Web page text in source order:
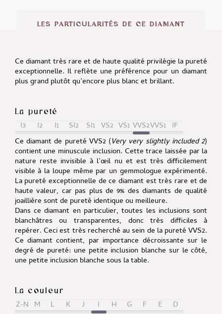
LES PARTICULARITÉS DE CE DIAMANT
Ce diamant très rare et de haute qualité privilégie la pureté
exceptionnelle. Il reflète une préférence pour un diamant
plus grand plutôt qu’encore plus blanc et brillant.
La pureté
I3 I2 I1 SI2 SI1 VS2 VS1 VVS2VVS1 IF
Ce diamant de pureté VVS2 (Very very slightly included 2)
contient une minuscule inclusion. Cette trace laissée par la
nature reste invisible à l’œil nu et est très difficilement
visible à la loupe même par un gemmologue expérimenté.
La pureté exceptionnelle de ce diamant est très rare et de
haute valeur, car pas plus de 9% des diamants de qualité
joaillière sont de pureté identique ou meilleure.
Dans ce diamant en particulier, toutes les inclusions sont
blanchâtres ou transparentes, donc très difficiles à
repérer. Ceci est très recherché au sein de la pureté VVS2.
Ce diamant contient, par importance décroissante sur le
degré de pureté: une petite inclusion blanche sur le côté,
une petite inclusion blanche sous la table.
La couleur
Z-N M L K J I H G F E
D